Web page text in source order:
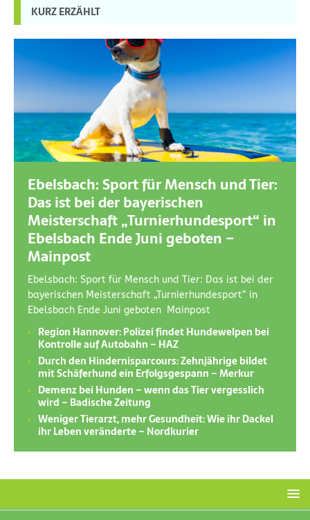
KURZ ERZÄHLT
Ebelsbach: Sport für Mensch und Tier:
Das ist bei der bayerischen
Meisterschaft „Turnierhundesport“ in
Ebelsbach Ende Juni geboten –
Mainpost
Ebelsbach: Sport für Mensch und Tier: Das ist bei der
bayerischen Meisterschaft „Turnierhundesport“ in
Ebelsbach Ende Juni geboten Mainpost
Region Hannover: Polizei findet Hundewelpen bei
Kontrolle auf Autobahn – HAZ
Durch den Hindernisparcours: Zehnjährige bildet
mit Schäferhund ein Erfolgsgespann – Merkur
Demenz bei Hunden – wenn das Tier vergesslich
wird – Badische Zeitung
Weniger Tierarzt, mehr Gesundheit: Wie ihr Dackel
ihr Leben veränderte – Nordkurier